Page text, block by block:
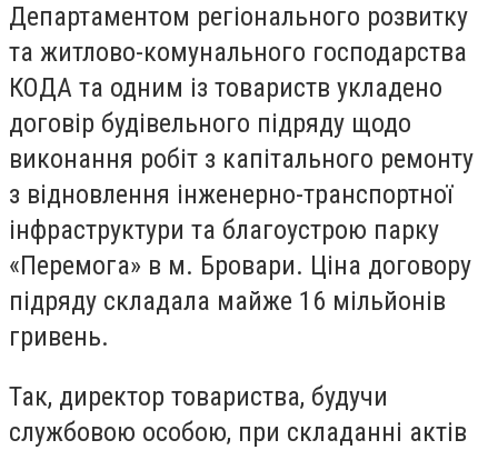
Департаментом регіонального розвитку
та житлово-комунального господарства
КОДА та одним із товариств укладено
договір будівельного підряду щодо
виконання робіт з капітального ремонту
з відновлення інженерно-транспортної
інфраструктури та благоустрою парку
«Перемога» в м. Бровари. Ціна договору
підряду складала майже 16 мільйонів
гривень.
Так, директор товариства, будучи
службовою особою, при складанні актів